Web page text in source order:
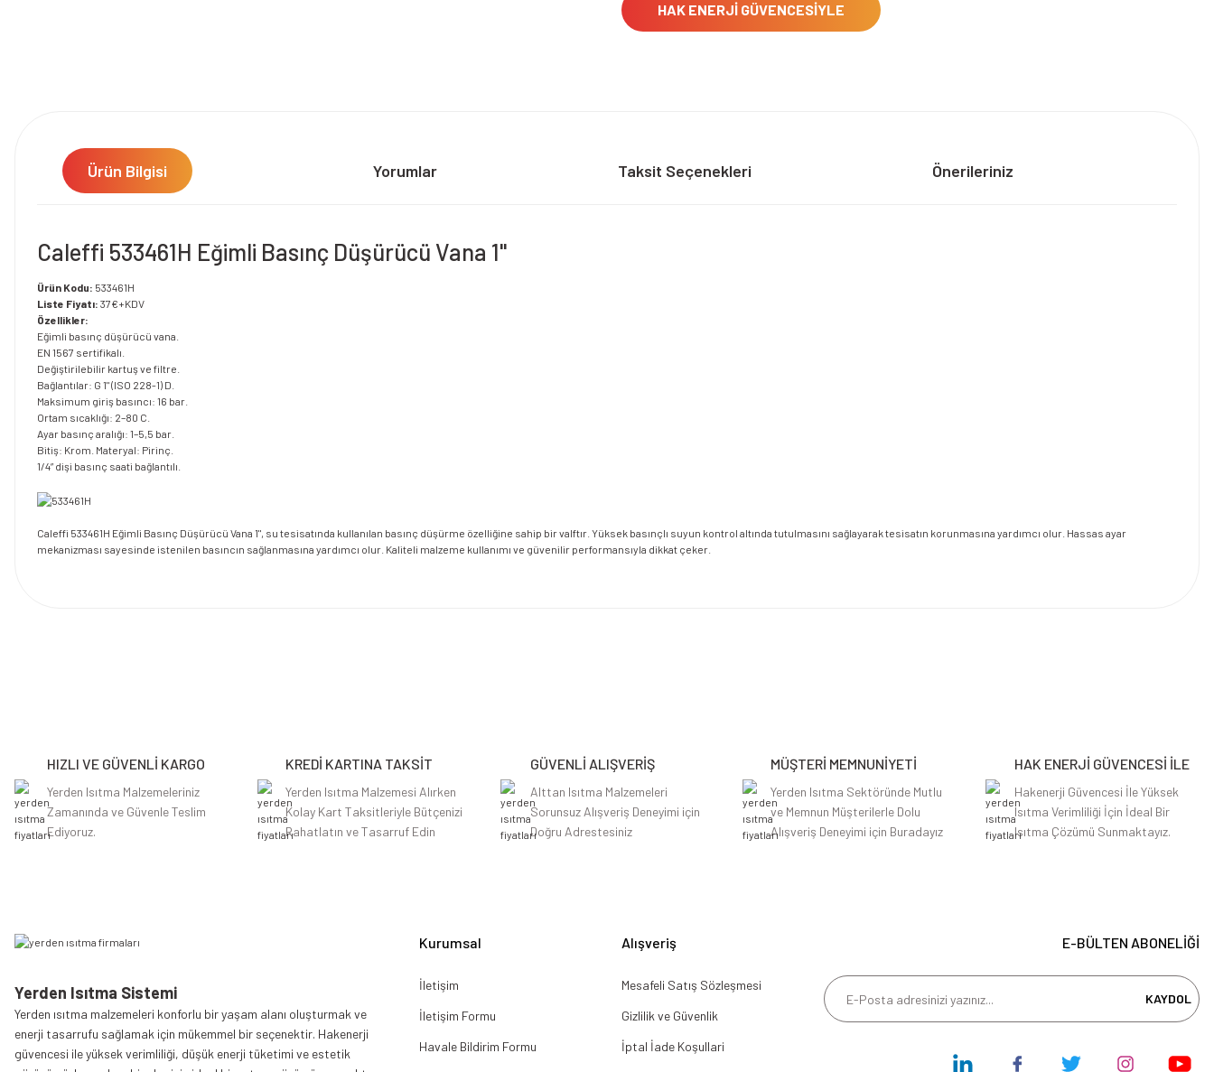
HAK ENERJİ GÜVENCESİYLE
Ürün Bilgisi Yorumlar Taksit Seçenekleri Önerileriniz
Caleffi 533461H Eğimli Basınç Düşürücü Vana 1"
Ürün Kodu: 533461H
Liste Fiyatı: 37€+KDV
Özellikler:
Eğimli basınç düşürücü vana.
EN 1567 sertifikalı.
Değiştirilebilir kartuş ve filtre.
Bağlantılar: G 1" (ISO 228-1) D.
Maksimum giriş basıncı: 16 bar.
Ortam sıcaklığı: 2–80 C.
Ayar basınç aralığı: 1–5,5 bar.
Bitiş: Krom. Materyal: Pirinç.
1/4” dişi basınç saati bağlantılı.
Caleffi 533461H Eğimli Basınç Düşürücü Vana 1", su tesisatında kullanılan basınç düşürme özelliğine sahip bir valftır. Yüksek basınçlı suyun kontrol altında tutulmasını sağlayarak tesisatın korunmasına yardımcı olur. Hassas ayar
mekanizması sayesinde istenilen basıncın sağlanmasına yardımcı olur. Kaliteli malzeme kullanımı ve güvenilir performansıyla dikkat çeker.
Ürün bilgilerinde hatalar bulunuyor.
Ürün fiyatı diğer sitelerden daha pahalı.
Bu ürüne benzer farklı alternatifler olmalı.
HIZLI VE GÜVENLİ KARGO
Yerden Isıtma Malzemeleriniz
Zamanında ve Güvenle Teslim
Ediyoruz.
KREDİ KARTINA TAKSİT
Yerden Isıtma Malzemesi Alırken
Kolay Kart Taksitleriyle Bütçenizi
Rahatlatın ve Tasarruf Edin
GÜVENLİ ALIŞVERİŞ
Alttan Isıtma Malzemeleri
Sorunsuz Alışveriş Deneyimi için
Doğru Adrestesiniz
MÜŞTERİ MEMNUNİYETİ
Yerden Isıtma Sektöründe Mutlu
ve Memnun Müşterilerle Dolu
Alışveriş Deneyimi için Buradayız
HAK ENERJİ GÜVENCESİ İLE
Hakenerji Güvencesi İle Yüksek
Isıtma Verimliliği İçin İdeal Bir
Isıtma Çözümü Sunmaktayız.
Yerden Isıtma Sistemi
Yerden ısıtma malzemeleri konforlu bir yaşam alanı oluşturmak ve
enerji tasarrufu sağlamak için mükemmel bir seçenektir. Hakenerji
güvencesi ile yüksek verimliliği, düşük enerji tüketimi ve estetik
Kurumsal
İletişim
İletişim Formu
Havale Bildirim Formu
Alışveriş
Mesafeli Satış Sözleşmesi
Gizlilik ve Güvenlik
İptal İade Koşullari
E-BÜLTEN ABONELİĞİ
KAYDOL